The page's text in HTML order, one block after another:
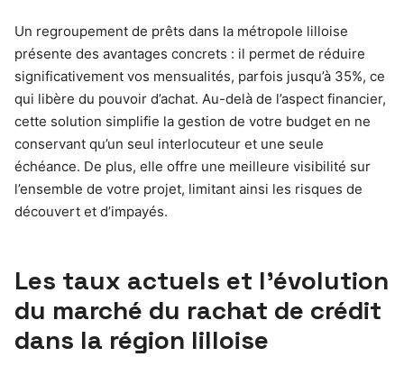
Un regroupement de prêts dans la métropole lilloise
présente des avantages concrets : il permet de réduire
significativement vos mensualités, parfois jusqu’à 35%, ce
qui libère du pouvoir d’achat. Au-delà de l’aspect financier,
cette solution simplifie la gestion de votre budget en ne
conservant qu’un seul interlocuteur et une seule
échéance. De plus, elle offre une meilleure visibilité sur
l’ensemble de votre projet, limitant ainsi les risques de
découvert et d’impayés.
Les taux actuels et l’évolution
du marché du rachat de crédit
dans la région lilloise